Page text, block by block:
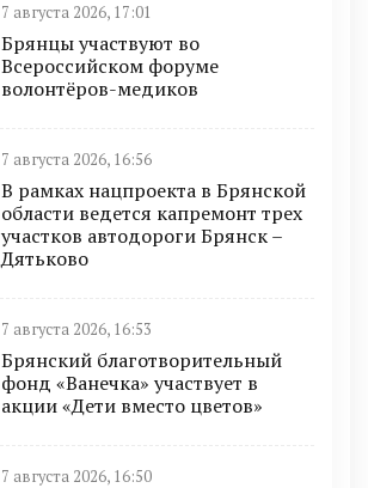
7 августа 2026, 17:01
Брянцы участвуют во
Всероссийском форуме
волонтёров-медиков
7 августа 2026, 16:56
В рамках нацпроекта в Брянской
области ведется капремонт трех
участков автодороги Брянск –
Дятьково
7 августа 2026, 16:53
Брянский благотворительный
фонд «Ванечка» участвует в
акции «Дети вместо цветов»
7 августа 2026, 16:50